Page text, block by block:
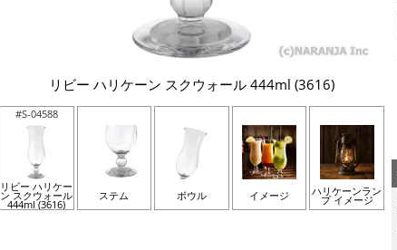
リビー ハリケーン スクウォール 444ml (3616)
#S-04588
リビー ハリケー
ン スクウォール
444ml (3616)
ステム ボウル イメージ ハリケーンラン
プ イメージ